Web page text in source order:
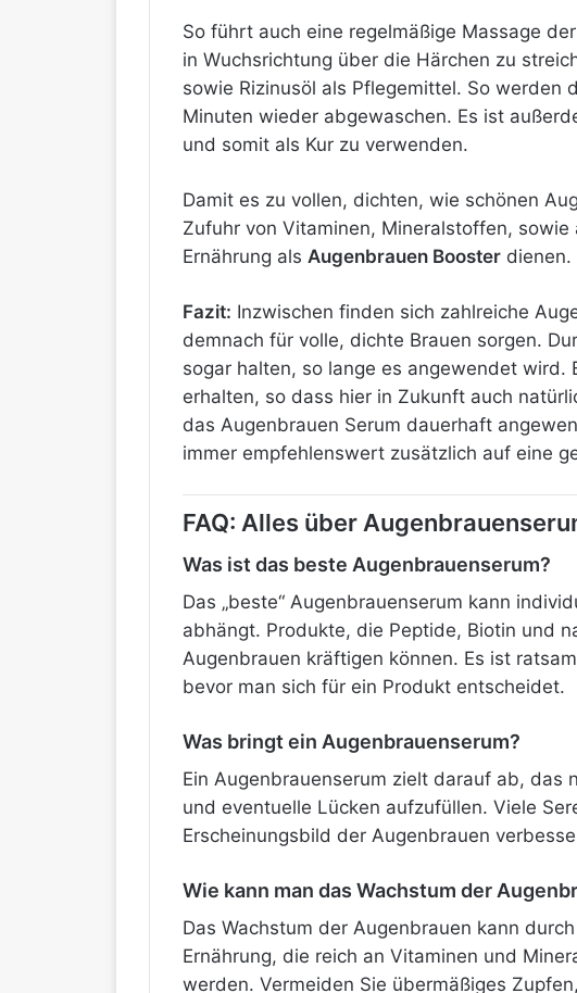
So führt auch eine regelmäßige Massage
in Wuchsrichtung über die Härchen zu
sowie Rizinusöl als Pflegemittel. So werden
Minuten wieder abgewaschen. Es ist
und somit als Kur zu verwenden.
Damit es zu vollen, dichten, wie schönen
Zufuhr von Vitaminen, Mineralstoffen,
Ernährung als Augenbrauen Booster dienen.
Fazit: Inzwischen finden sich zahlreiche
demnach für volle, dichte Brauen sorgen.
sogar halten, so lange es angewendet
erhalten, so dass hier in Zukunft auch
das Augenbrauen Serum dauerhaft
immer empfehlenswert zusätzlich auf eine
FAQ: Alles über
Was ist das beste Augenbrauenserum?
Das „beste“ Augenbrauenserum kann
abhängt. Produkte, die Peptide, Biotin und
Augenbrauen kräftigen können. Es ist
bevor man sich für ein Produkt entscheidet.
Was bringt ein Augenbrauenserum?
Ein Augenbrauenserum zielt darauf ab, das
und eventuelle Lücken aufzufüllen. Viele
Erscheinungsbild der Augenbrauen
Wie kann man das Wachstum der
Das Wachstum der Augenbrauen kann
Ernährung, die reich an Vitaminen und
werden. Vermeiden Sie übermäßiges